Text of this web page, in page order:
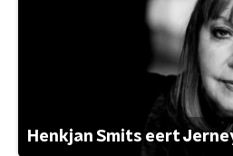
Henkjan Smits eert